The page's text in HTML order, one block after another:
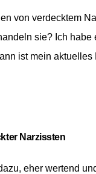
von verdecktem
sie? Ich
ist mein aktuelles
Narzissten
eher wertend